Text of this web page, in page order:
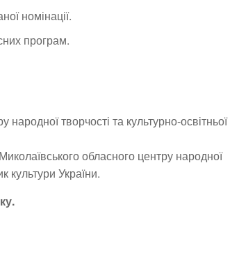
номінації.
програм.
творчості та культурно-освітньої
обласного центру народної
культури України.